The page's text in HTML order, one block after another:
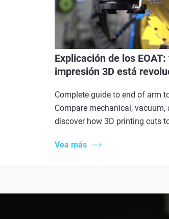
Explicación de los
impresión 3D está
Complete guide to end of arm
Compare mechanical,
discover how 3D printing cuts
Vea más